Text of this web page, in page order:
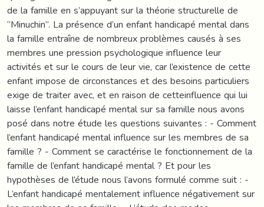
de la famille en s’appuyant sur la théorie structurelle de
‘’Minuchin’’. La présence d’un enfant handicapé mental dans
la famille entraîne de nombreux problèmes causés à ses
membres une pression psychologique influence leur
activités et sur le cours de leur vie, car l’existence de cette
enfant impose de circonstances et des besoins particuliers
exige de traiter avec, et en raison de cetteinfluence qui lui
laisse l’enfant handicapé mental sur sa famille nous avons
posé dans notre étude les questions suivantes : - Comment
l’enfant handicapé mental influence sur les membres de sa
famille ? - Comment se caractérise le fonctionnement de la
famille de l’enfant handicapé mental ? Et pour les
hypothèses de l’étude nous l’avons formulé comme suit : -
L’enfant handicapé mentalement influence négativement sur